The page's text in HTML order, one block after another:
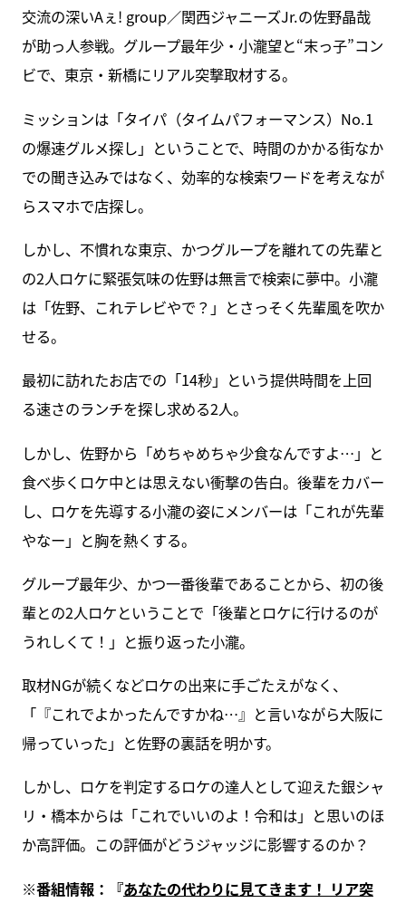
交流の深いAぇ! group／関西ジャニーズJr.の佐野晶哉
が助っ人参戦。グループ最年少・小瀧望と“末っ子”コン
ビで、東京・新橋にリアル突撃取材する。
ミッションは「タイパ（タイムパフォーマンス）No.1
の爆速グルメ探し」ということで、時間のかかる街なか
での聞き込みではなく、効率的な検索ワードを考えなが
らスマホで店探し。
しかし、不慣れな東京、かつグループを離れての先輩と
の2人ロケに緊張気味の佐野は無言で検索に夢中。小瀧
は「佐野、これテレビやで？」とさっそく先輩風を吹か
せる。
最初に訪れたお店での「14秒」という提供時間を上回
る速さのランチを探し求める2人。
しかし、佐野から「めちゃめちゃ少食なんですよ…」と
食べ歩くロケ中とは思えない衝撃の告白。後輩をカバー
し、ロケを先導する小瀧の姿にメンバーは「これが先輩
やなー」と胸を熱くする。
グループ最年少、かつ一番後輩であることから、初の後
輩との2人ロケということで「後輩とロケに行けるのが
うれしくて！」と振り返った小瀧。
取材NGが続くなどロケの出来に手ごたえがなく、
「『これでよかったんですかね…』と言いながら大阪に
帰っていった」と佐野の裏話を明かす。
しかし、ロケを判定するロケの達人として迎えた銀シャ
リ・橋本からは「これでいいのよ！令和は」と思いのほ
か高評価。この評価がどうジャッジに影響するのか？
※番組情報：『あなたの代わりに見てきます！ リア突